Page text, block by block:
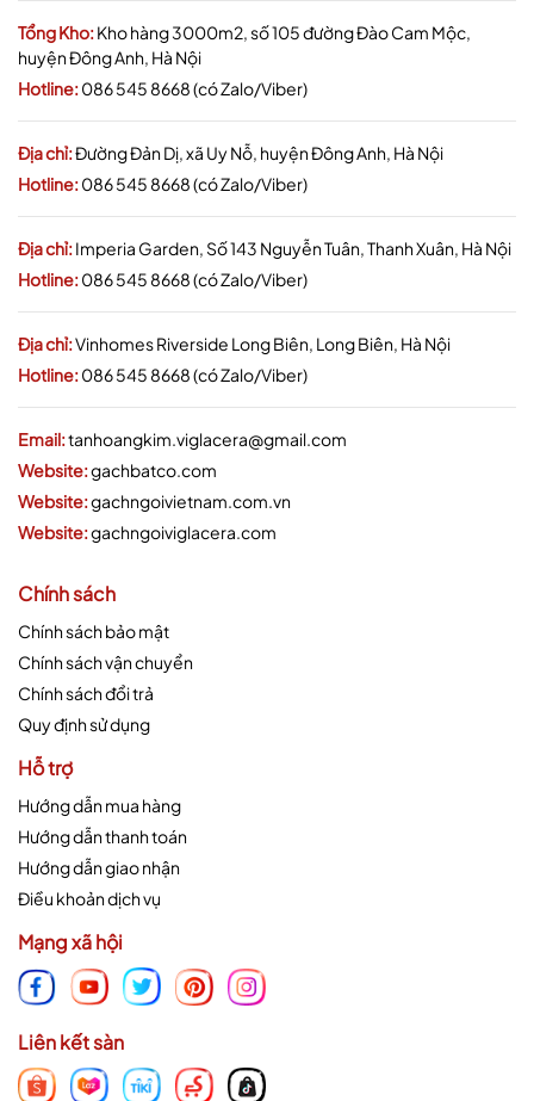
Tổng Kho:Kho hàng 3000m2, số 105 đường Đào Cam Mộc,
huyện Đông Anh, Hà Nội
Hotline:086 545 8668 (có Zalo/Viber)
Địa chỉ:Đường Đản Dị, xã Uy Nỗ, huyện Đông Anh, Hà Nội
Hotline:086 545 8668 (có Zalo/Viber)
Địa chỉ:Imperia Garden, Số 143 Nguyễn Tuân, Thanh Xuân, Hà Nội
Hotline:086 545 8668 (có Zalo/Viber)
Địa chỉ:Vinhomes Riverside Long Biên, Long Biên, Hà Nội
Hotline:086 545 8668 (có Zalo/Viber)
Email:tanhoangkim.viglacera@gmail.com
Website:gachbatco.com
Website:gachngoivietnam.com.vn
Website:gachngoiviglacera.com
Chính sách
Chính sách bảo mật
Chính sách vận chuyển
Chính sách đổi trả
Quy định sử dụng
Hỗ trợ
Hướng dẫn mua hàng
Hướng dẫn thanh toán
Hướng dẫn giao nhận
Điều khoản dịch vụ
Mạng xã hội
Liên kết sàn